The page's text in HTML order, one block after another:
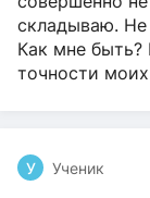
складываю. Не
Как мне быть?
точности
У Ученик